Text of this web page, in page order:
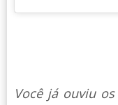
Você já ouviu